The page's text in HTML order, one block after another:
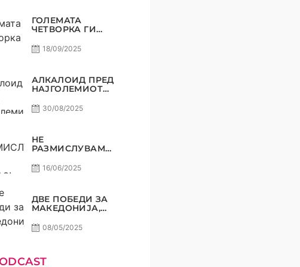
ГОЛЕМАТА
ЧЕТВОРКА ГИ
КОПЈАТА
18/09/2025
АЛКАЛОИД ПРЕД
НАЈГОЛЕМИОТ
ПРЕДИЗВИК!
30/08/2025
НЕ
РАЗМИСЛУВАМЕ
СТОЈАНОВИЌ
16/06/2025
ДВЕ ПОБЕДИ ЗА
МАКЕДОНИЈА,
СМЕЕ ДА ИМА!
08/05/2025